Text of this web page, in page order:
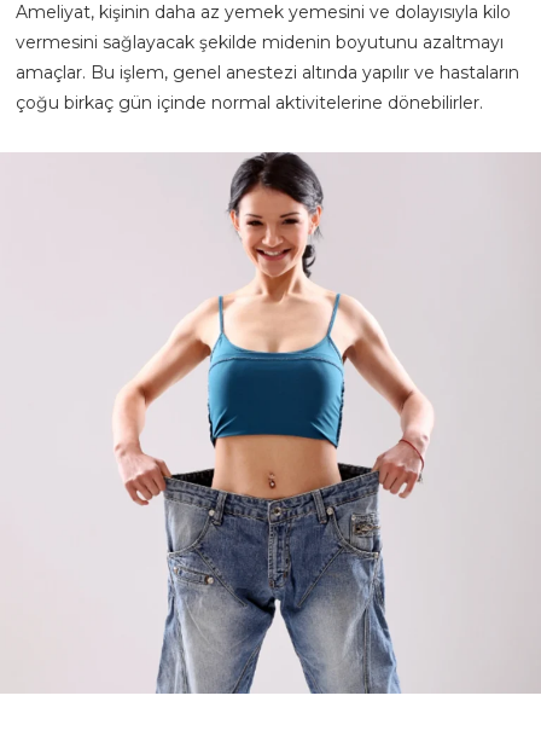
Ameliyat, kişinin daha az yemek yemesini ve dolayısıyla kilo
vermesini sağlayacak şekilde midenin boyutunu azaltmayı
amaçlar. Bu işlem, genel anestezi altında yapılır ve hastaların
çoğu birkaç gün içinde normal aktivitelerine dönebilirler.